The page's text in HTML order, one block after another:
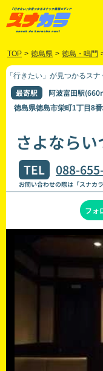
TOP > 徳島県 > 徳島・鳴門
「行きたい」が見つかるス
最寄駅 阿波富田駅
徳島県徳島市栄町1丁目8
さよならい
TEL 088-
お問い合わせの際は「スナカ
フォ